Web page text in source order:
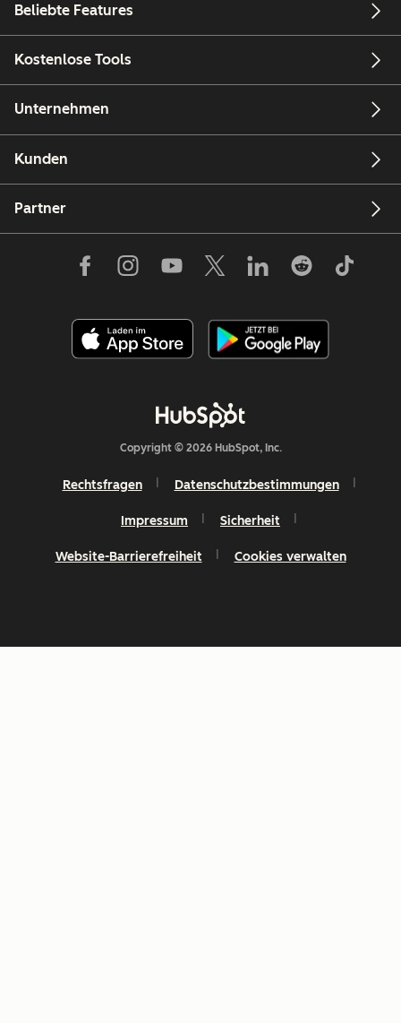
Beliebte Features
Kostenlose Tools
Unternehmen
Kunden
Partner
Copyright © 2026 HubSpot, Inc.
Rechtsfragen Datenschutzbestimmungen
Impressum Sicherheit
Website-Barrierefreiheit Cookies verwalten